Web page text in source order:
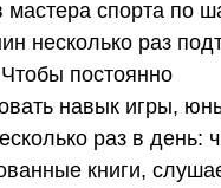
мастера спорта по
несколько раз
постоянно
навык игры,
раз в день:
книги,